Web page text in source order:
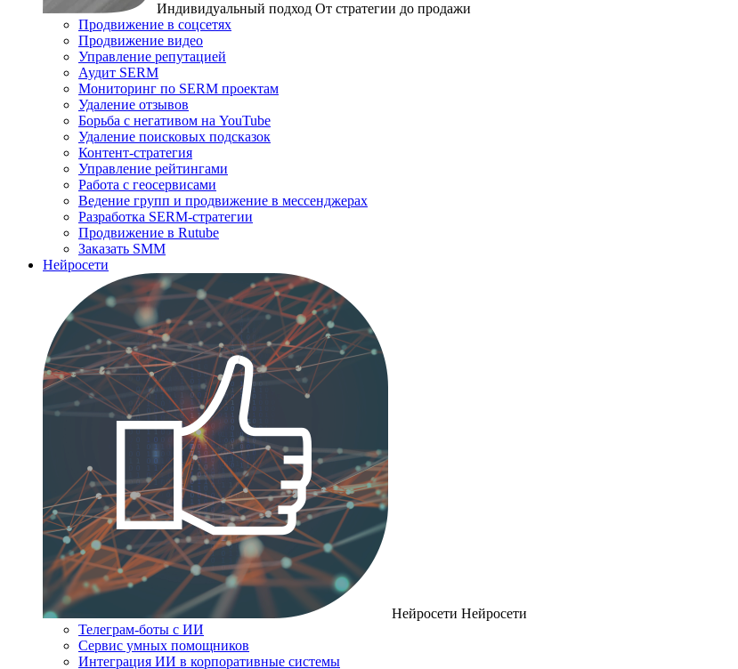
Индивидуальный подход От стратегии до продажи
Продвижение в соцсетях
Продвижение видео
Управление репутацией
Аудит SERM
Мониторинг по SERM проектам
Удаление отзывов
Борьба с негативом на YouTube
Удаление поисковых подсказок
Контент-стратегия
Управление рейтингами
Работа с геосервисами
Ведение групп и продвижение в мессенджерах
Разработка SERM-стратегии
Продвижение в Rutube
Заказать SMM
Нейросети
Нейросети Нейросети
Телеграм-боты с ИИ
Сервис умных помощников
Интеграция ИИ в корпоративные системы